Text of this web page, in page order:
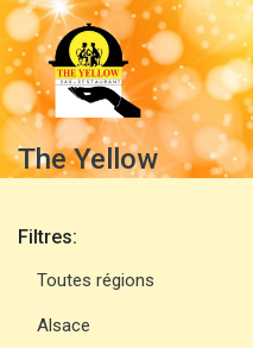
The Yellow
Filtres:
Toutes régions
Alsace